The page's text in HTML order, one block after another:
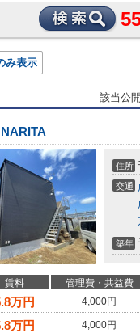
み表示
該当公
住所
交通
築年
賃料 管理費・共益費
万円 4,000円
万円 4,000円